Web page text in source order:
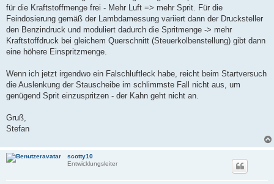
für die Kraftstoffmenge frei - Mehr Luft => mehr Sprit. Für die
Feindosierung gemäß der Lambdamessung variiert dann der Drucksteller
den Benzindruck und moduliert dadurch die Spritmenge -> mehr
Kraftstoffdruck bei gleichem Querschnitt (Steuerkolbenstellung) gibt dann
eine höhere Einspritzmenge.
Wenn ich jetzt irgendwo ein Falschluftleck habe, reicht beim Startversuch
die Auslenkung der Stauscheibe im schlimmste Fall nicht aus, um
genügend Sprit einzuspritzen - der Kahn geht nicht an.
Gruß,
Stefan
scotty10
Entwicklungsleiter